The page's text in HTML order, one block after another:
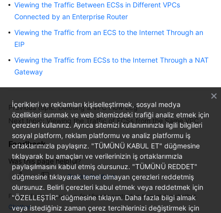
Guide
Best
Practices
Reference
SDK
Reference
FAQs
Videos
Glossary
More
Viewing the Traffic Between ECSs in Different VPCs
Connected by an Enterprise Router
Viewing the Traffic from an ECS to the Internet Through an
EIP
Viewing the Traffic from ECSs to the Internet Through a NAT
Gateway
Previous topic: Deleting a VPC Flow Log
Next topic: Viewing the Traffic of ECSs from the Same VPC
Feedback
Was this page helpful?
Provide feedback
For any further questions, feel free to contact us through the chatbot.
Chatbot
İçerikleri ve reklamları kişiselleştirmek, sosyal medya
özellikleri sunmak ve web sitemizdeki trafiği analiz etmek için
çerezleri kullanırız. Ayrıca sitemizi kullanımınızla ilgili bilgileri
sosyal platform, reklam platformu ve analiz platformu iş
ortaklarımızla paylaşırız. "TÜMÜNÜ KABUL ET" düğmesine
tıklayarak bu amaçları ve verilerinizin iş ortaklarımızla
paylaşılmasını kabul etmiş olursunuz. "TÜMÜNÜ REDDET"
düğmesine tıklayarak temel olmayan çerezleri reddetmiş
olursunuz. Belirli çerezleri kabul etmek veya reddetmek için
"ÖZELLEŞTİR" düğmesine tıklayın. Daha fazla bilgi almak
veya istediğiniz zaman çerez tercihlerinizi değiştirmek için